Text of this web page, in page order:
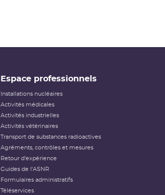
Espace professionnels
Installations nucléaires
Activités médicales
Activités industrielles
Activités vétérinaires
Transport de substances radioactives
Agréments, contrôles et mesures
Retour d'expérience
Guides de l'ASNR
Formulaires administratifs
Téléservices